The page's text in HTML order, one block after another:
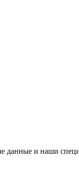
данные и наши